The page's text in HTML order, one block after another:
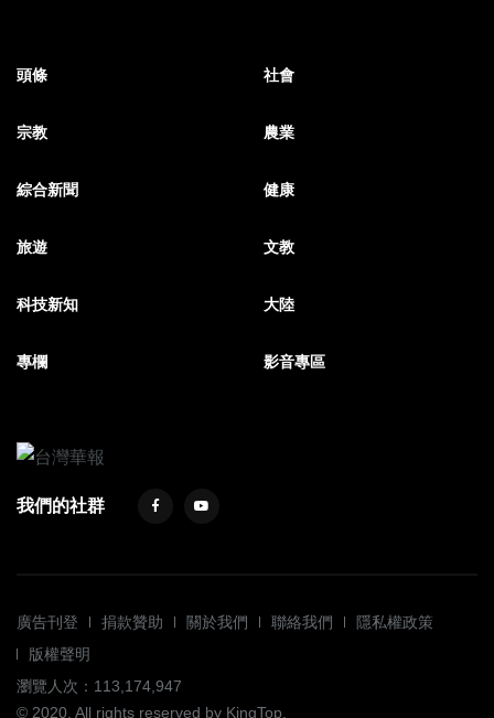
頭條 社會
宗教 農業
綜合新聞 健康
旅遊 文教
科技新知 大陸
專欄 影音專區
我們的社群
廣告刊登 捐款贊助 關於我們 聯絡我們
隱私權政策
版權聲明
瀏覽人次：113,174,947
© 2020. All rights reserved by KingTop.